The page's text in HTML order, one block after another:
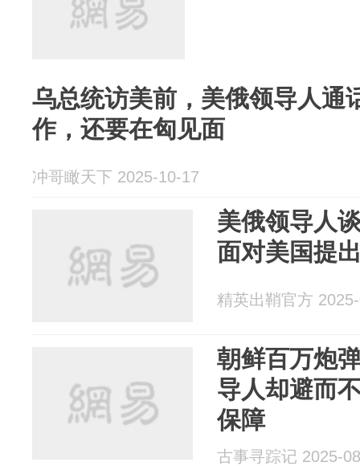
乌总统访美前，美俄领导人通
作，还要在匈见面
冲哥瞰天下 2025-10-17
美俄领导人
面对美国提
精英出鞘官方
朝鲜百万炮
导人却避而
保障
古事寻踪记 2025-